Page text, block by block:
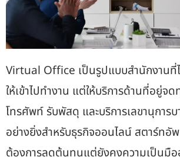
Virtual Office เป็นรูปแบบสำนักงานที่
ให้เข้าไปทำงาน แต่ให้บริการด้านที่อยู่จ
โทรศัพท์ รับพัสดุ และบริการเลขานุการบ
อย่างยิ่งสำหรับธุรกิจออนไลน์ สตาร์ท
ต้องการลดต้นทุนแต่ยังคงความเป็นมื